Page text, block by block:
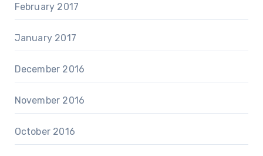
February 2017
January 2017
December 2016
November 2016
October 2016